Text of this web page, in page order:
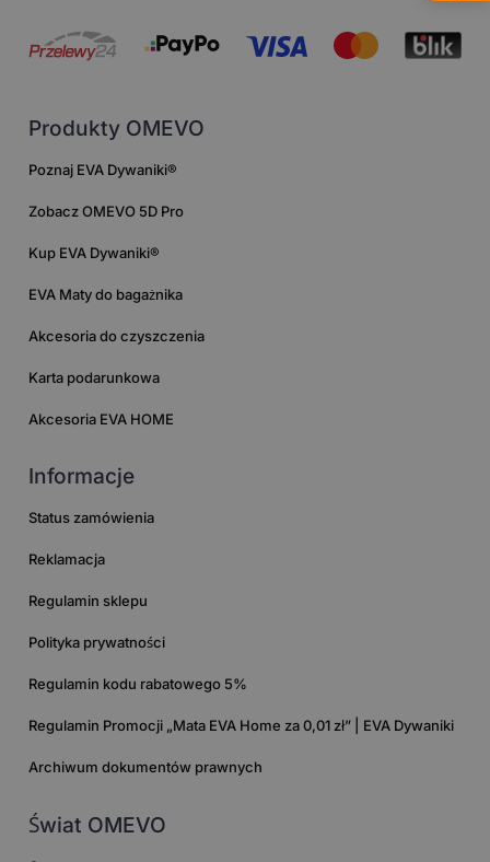
Produkty OMEVO
Poznaj EVA Dywaniki®
Zobacz OMEVO 5D Pro
Kup EVA Dywaniki®
EVA Maty do bagażnika
Akcesoria do czyszczenia
Karta podarunkowa
Akcesoria EVA HOME
Informacje
Status zamówienia
Reklamacja
Regulamin sklepu
Polityka prywatności
Regulamin kodu rabatowego 5%
Regulamin Promocji „Mata EVA Home za 0,01 zł” | EVA Dywaniki
Archiwum dokumentów prawnych
Świat OMEVO